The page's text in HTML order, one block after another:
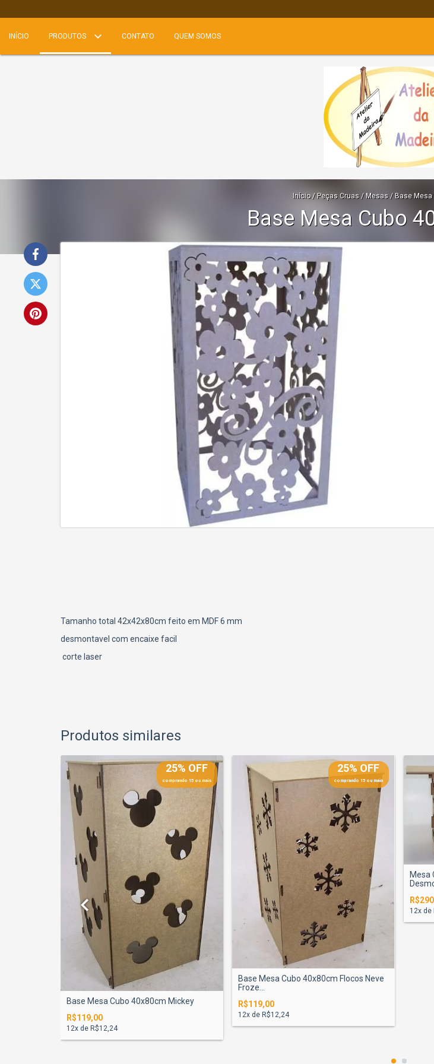
INÍCIO PRODUTOS CONTATO QUEM SOMOS
Início / Peças Cruas / Mesas / Base Mesa
Base Mesa Cubo
Tamanho total 42x42x80cm feito em MDF 6 mm
desmontavel com encaixe facil
corte laser
Produtos similares
25% OFF
comprando 15 ou mais
Base Mesa Cubo 40x80cm Mickey
R$119,00
12x de R$12,24
25% OFF
comprando 15 ou mais
Base Mesa Cubo 40x80cm Flocos Neve
Froze...
R$119,00
12x de R$12,24
Mesa
12x de